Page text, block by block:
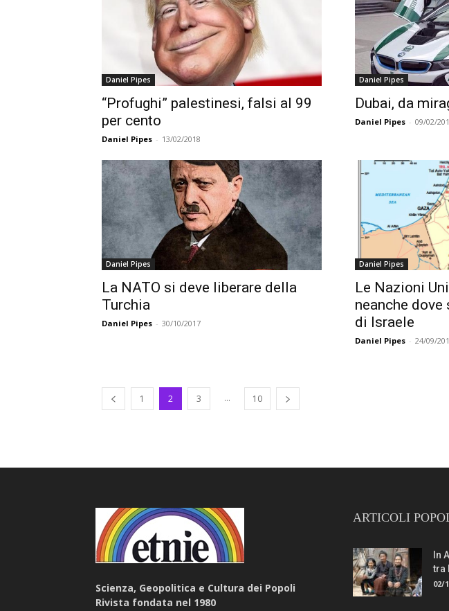
Daniel Pipes
“Profughi” palestinesi, falsi al 99
per cento
Daniel Pipes - 13/02/2018
Daniel Pipes
Dubai, da
Daniel Pipes - 09/02/
Daniel Pipes
La NATO si deve liberare della
Turchia
Daniel Pipes - 30/10/2017
Daniel Pipes
Le Nazioni
neanche
di Israele
Daniel Pipes - 24/09/
1 2 3 ... 10
Scienza, Geopolitica e Cultura dei Popoli
Rivista fondata nel 1980
ARTICOLI
In
tra
02/